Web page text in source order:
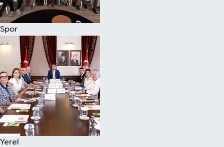
Spor
Yerel
Yerel Yönetimler
Yurttan